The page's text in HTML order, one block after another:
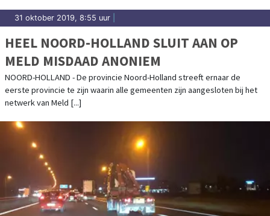
31 oktober 2019, 8:55 uur
HEEL NOORD-HOLLAND SLUIT AAN OP
MELD MISDAAD ANONIEM
NOORD-HOLLAND - De provincie Noord-Holland streeft ernaar de
eerste provincie te zijn waarin alle gemeenten zijn aangesloten bij het
netwerk van Meld [...]